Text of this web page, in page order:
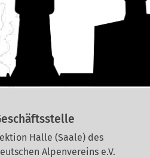
Halle (Saale) des
Alpenvereins e.V.